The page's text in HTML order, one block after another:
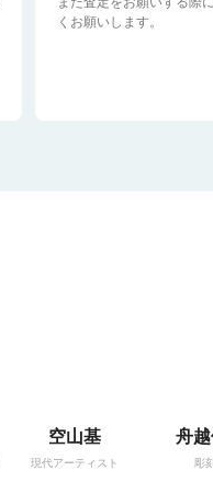
くお願いします。
空山基
現代アーティスト
舟
彫